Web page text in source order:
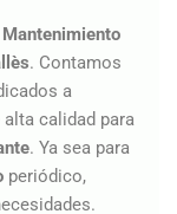
Mantenimiento
. Contamos
a
alta calidad para
. Ya sea para
periódico,